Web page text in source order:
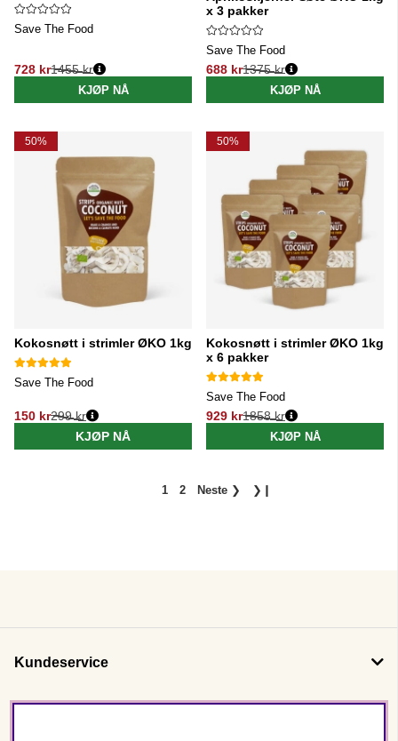
Save The Food
728 kr
Vanlig pris:
1455 kr
KJØP NÅ
x 3 pakker
Save The Food
688 kr
Vanlig pris:
1375 kr
KJØP NÅ
50%
Kokosnøtt i strimler ØKO 1kg
Save The Food
150 kr
Vanlig pris:
299 kr
KJØP NÅ
50%
Kokosnøtt i strimler ØKO 1kg
x 6 pakker
Save The Food
929 kr
Vanlig pris:
1858 kr
KJØP NÅ
1 2 Neste ❯ ❯❙
Kundeservice